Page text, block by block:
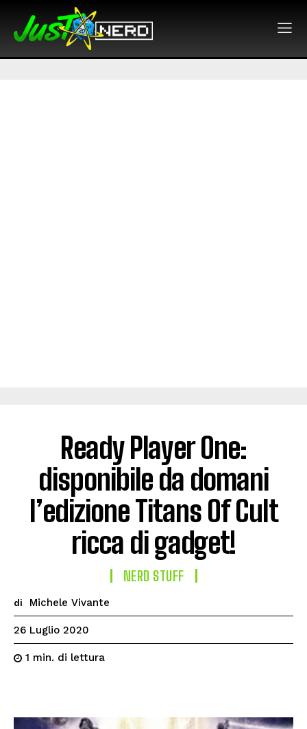
Ready Player One:
disponibile da domani
l’edizione Titans Of Cult
ricca di gadget!
NERD STUFF
di Michele Vivante
26 Luglio 2020
1 min. di lettura